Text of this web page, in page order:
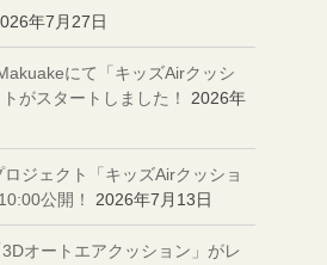
年7月27日
にて「キッズAirクッシ
がスタートしました！
2026年
ロジェクト「キッズAirクッショ
公開！
2026年7月13日
3Dオートエアクッション」がレ